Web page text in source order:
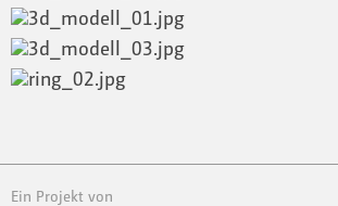
Ein Projekt von